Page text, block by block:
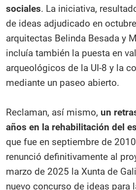
sociales. La iniciativa,
de ideas adjudicado en
arquitectas Belinda Besada y
incluía también la puesta en
arqueológicos de la UI-8 y la
mediante un paseo abierto.
Reclaman, así mismo, un
años en la rehabilitación del
que fue en septiembre de
renunció definitivamente al
marzo de 2025 la Xunta de
nuevo concurso de ideas para